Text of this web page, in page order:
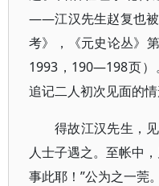
——江汉先生赵复也被
考》，《元史论丛》
1993，190—198页）
追记二人初次见面的情
得故江汉先生，
人士子遇之。至帐中
事此耶！”公为之一莞